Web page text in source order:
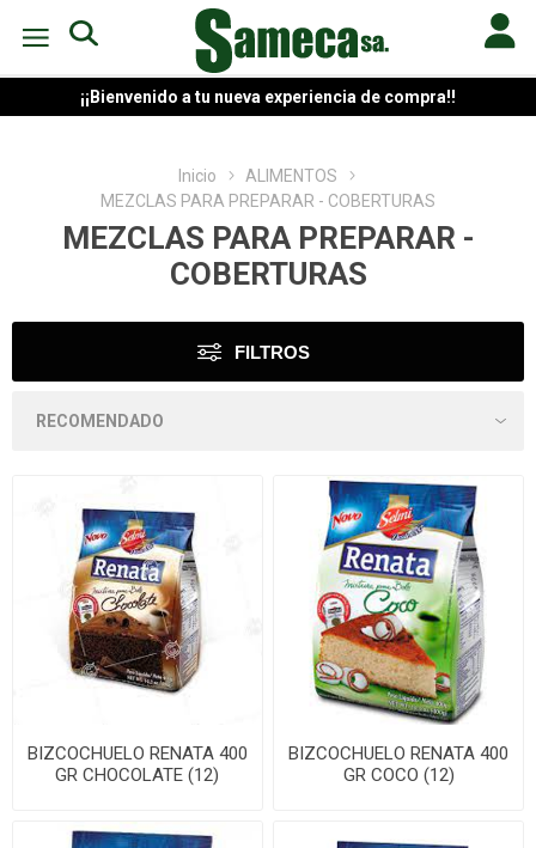
¡¡Bienvenido a tu nueva experiencia de compra!!
Inicio
ALIMENTOS
MEZCLAS PARA PREPARAR - COBERTURAS
MEZCLAS PARA PREPARAR -
COBERTURAS
FILTROS
BIZCOCHUELO RENATA 400
GR CHOCOLATE (12)
BIZCOCHUELO RENATA 400
GR COCO (12)